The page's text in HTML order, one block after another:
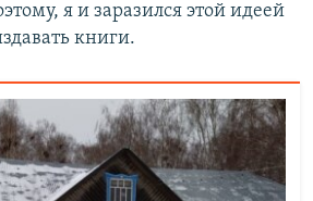
я и заразился этой идеей
книги.